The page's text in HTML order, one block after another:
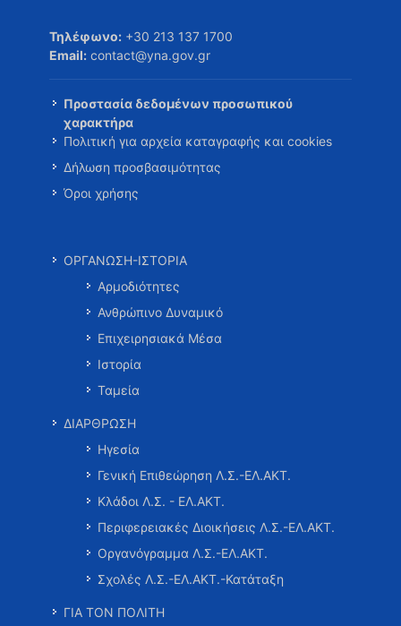
Τηλέφωνο: +30 213 137 1700
Email: contact@yna.gov.gr
Προστασία δεδομένων προσωπικού
χαρακτήρα
Πολιτική για αρχεία καταγραφής και cookies
Δήλωση προσβασιμότητας
Όροι χρήσης
ΟΡΓΑΝΩΣΗ-ΙΣΤΟΡΙΑ
Αρμοδιότητες
Ανθρώπινο Δυναμικό
Επιχειρησιακά Μέσα
Ιστορία
Ταμεία
ΔΙΑΡΘΡΩΣΗ
Ηγεσία
Γενική Επιθεώρηση Λ.Σ.-ΕΛ.ΑΚΤ.
Κλάδοι Λ.Σ. - ΕΛ.ΑΚΤ.
Περιφερειακές Διοικήσεις Λ.Σ.-ΕΛ.ΑΚΤ.
Οργανόγραμμα Λ.Σ.-ΕΛ.ΑΚΤ.
Σχολές Λ.Σ.-ΕΛ.ΑΚΤ.-Κατάταξη
ΓΙΑ ΤΟΝ ΠΟΛΙΤΗ